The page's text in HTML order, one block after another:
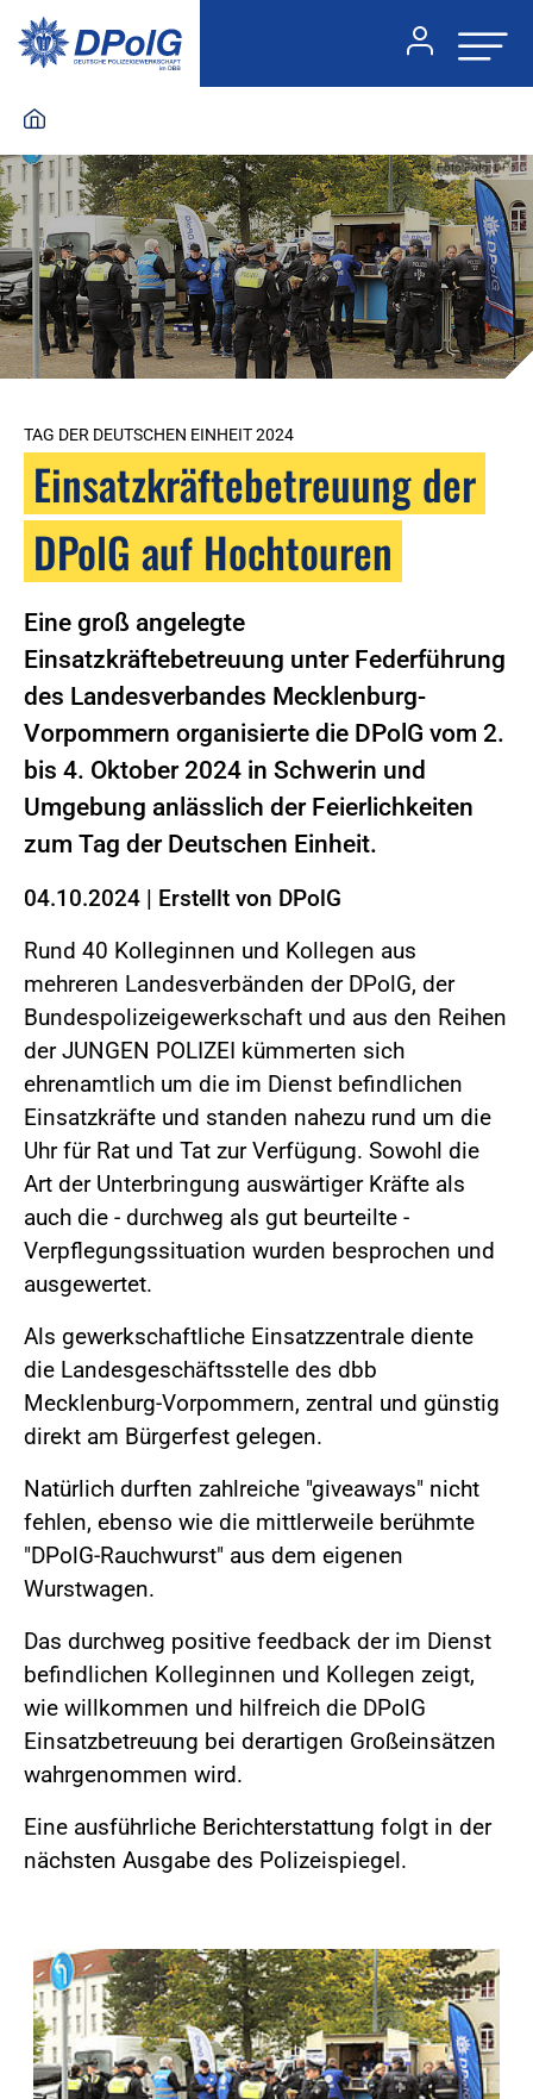
Foto:Foto: DPolG
TAG DER DEUTSCHEN EINHEIT 2024
Einsatzkräftebetreuung der
DPolG auf Hochtouren
Eine groß angelegte
Einsatzkräftebetreuung unter Federführung
des Landesverbandes Mecklenburg-
Vorpommern organisierte die DPolG vom 2.
bis 4. Oktober 2024 in Schwerin und
Umgebung anlässlich der Feierlichkeiten
zum Tag der Deutschen Einheit.
04.10.2024 | Erstellt von DPolG
Rund 40 Kolleginnen und Kollegen aus
mehreren Landesverbänden der DPolG, der
Bundespolizeigewerkschaft und aus den Reihen
der JUNGEN POLIZEI kümmerten sich
ehrenamtlich um die im Dienst befindlichen
Einsatzkräfte und standen nahezu rund um die
Uhr für Rat und Tat zur Verfügung. Sowohl die
Art der Unterbringung auswärtiger Kräfte als
auch die - durchweg als gut beurteilte -
Verpflegungssituation wurden besprochen und
ausgewertet.
Als gewerkschaftliche Einsatzzentrale diente
die Landesgeschäftsstelle des dbb
Mecklenburg-Vorpommern, zentral und günstig
direkt am Bürgerfest gelegen.
Natürlich durften zahlreiche "giveaways" nicht
fehlen, ebenso wie die mittlerweile berühmte
"DPolG-Rauchwurst" aus dem eigenen
Wurstwagen.
Das durchweg positive feedback der im Dienst
befindlichen Kolleginnen und Kollegen zeigt,
wie willkommen und hilfreich die DPolG
Einsatzbetreuung bei derartigen Großeinsätzen
wahrgenommen wird.
Eine ausführliche Berichterstattung folgt in der
nächsten Ausgabe des Polizeispiegel.